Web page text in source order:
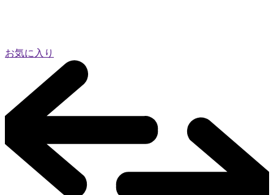
お気に入り